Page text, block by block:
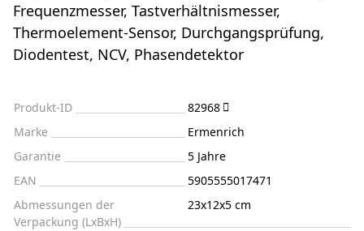
Frequenzmesser, Tastverhältnismesser,
Thermoelement-Sensor, Durchgangsprüfung,
Diodentest, NCV, Phasendetektor
Produkt-ID
82968
Marke
Ermenrich
Garantie
5 Jahre
EAN
5905555017471
Abmessungen der
Verpackung (LxBxH)
23x12x5 cm